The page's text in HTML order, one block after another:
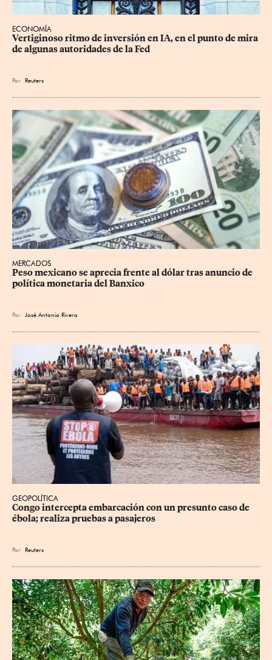
ECONOMÍA
Vertiginoso ritmo de inversión en IA, en el punto de mira
de algunas autoridades de la Fed
Por Reuters
MERCADOS
Peso mexicano se aprecia frente al dólar tras anuncio de
política monetaria del Banxico
Por José Antonio Rivera
GEOPOLÍTICA
Congo intercepta embarcación con un presunto caso de
ébola; realiza pruebas a pasajeros
Por Reuters